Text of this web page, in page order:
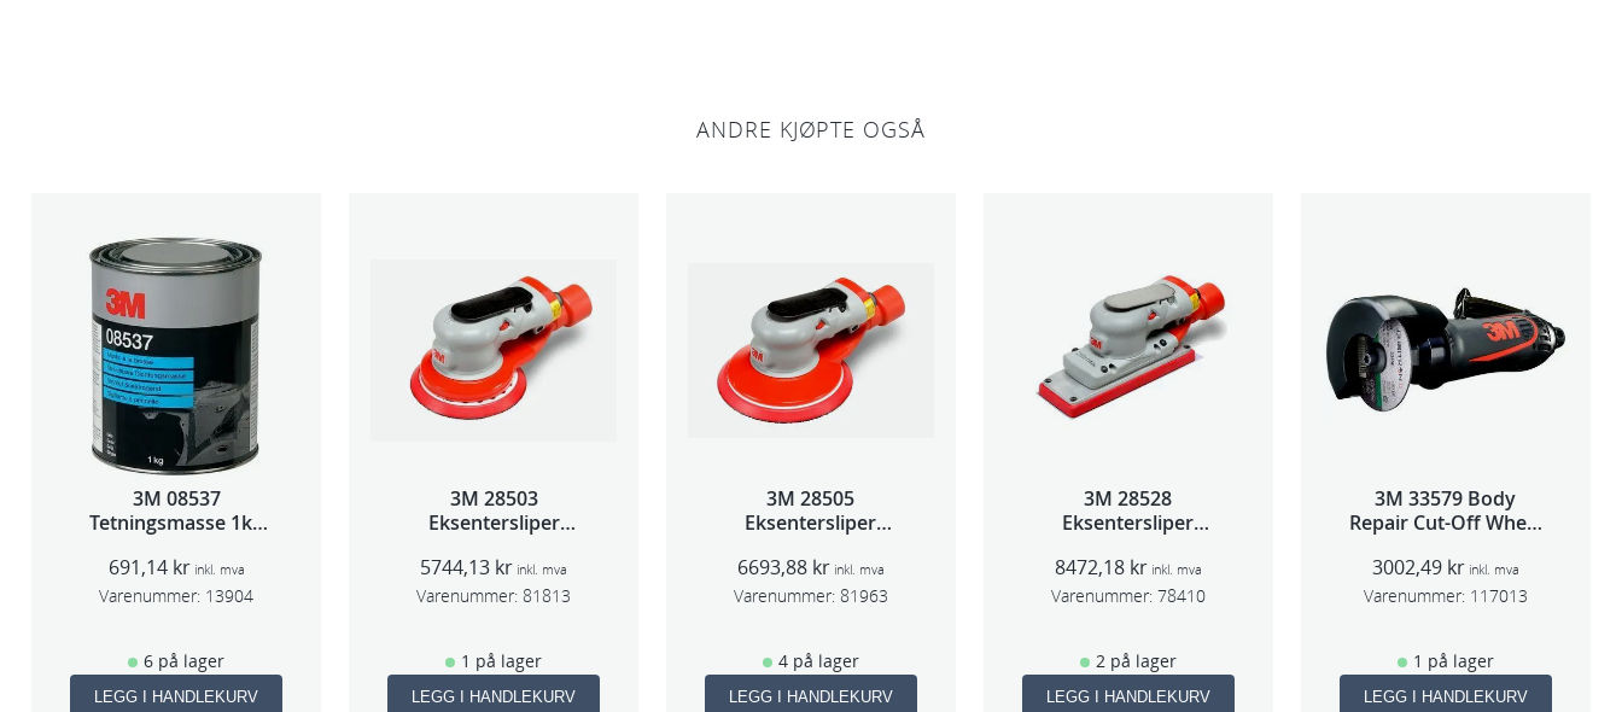
0
n
t
a
l
ANDRE KJØPTE OGSÅ
3M 08537
Tetningsmasse 1kg
691,14 kr inkl. mva
Varenummer: 13904
6 på lager
LEGG I HANDLEKURV
3M 28503
Eksentersliper
slag 75mm
5744,13 kr inkl. mva
Varenummer: 81813
1 på lager
LEGG I HANDLEKURV
3M 28505
Eksentersliper
slag 75mm
6693,88 kr inkl. mva
Varenummer: 81963
4 på lager
LEGG I HANDLEKURV
3M 28528
Eksentersliper
slag 70×198
8472,18 kr inkl. mva
Varenummer: 78410
2 på lager
LEGG I HANDLEKURV
3M 33579 Body
Repair Cut-Off Wheel
3002,49 kr inkl. mva
Varenummer: 117013
1 på lager
LEGG I HANDLEKURV